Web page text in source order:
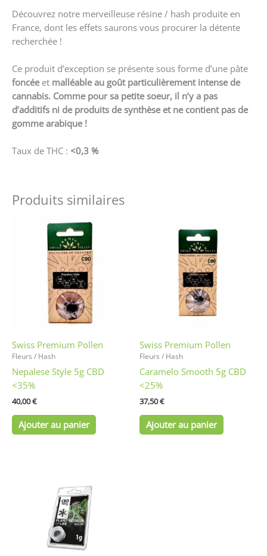
Découvrez notre merveilleuse résine / hash produite en
France, dont les effets saurons vous procurer la détente
recherchée !
Ce produit d’exception se présente sous forme d’une pâte
foncée et malléable au goût particulièrement intense de
cannabis. Comme pour sa petite soeur, il n’y a pas
d’additifs ni de produits de synthèse et ne contient pas de
gomme arabique !
Taux de THC : <0,3 %
Produits similaires
Swiss Premium Pollen
Fleurs / Hash
Nepalese Style 5g CBD
<35%
40,00€
Ajouter au panier
Swiss Premium Pollen
Fleurs / Hash
Caramelo Smooth 5g CBD
<25%
37,50€
Ajouter au panier